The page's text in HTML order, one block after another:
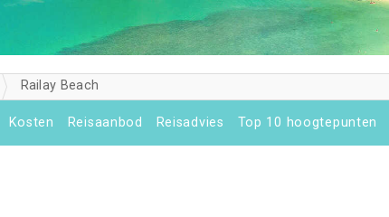
Railay Beach
Kosten Reisaanbod Reisadvies Top 10 hoogtepunten